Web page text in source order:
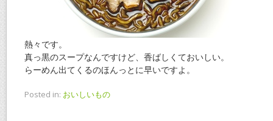
熱々です。
真っ黒のスープなんですけど、香ばしくておいしい。
らーめん出てくるのほんっとに早いですよ。
Posted in: おいしいもの